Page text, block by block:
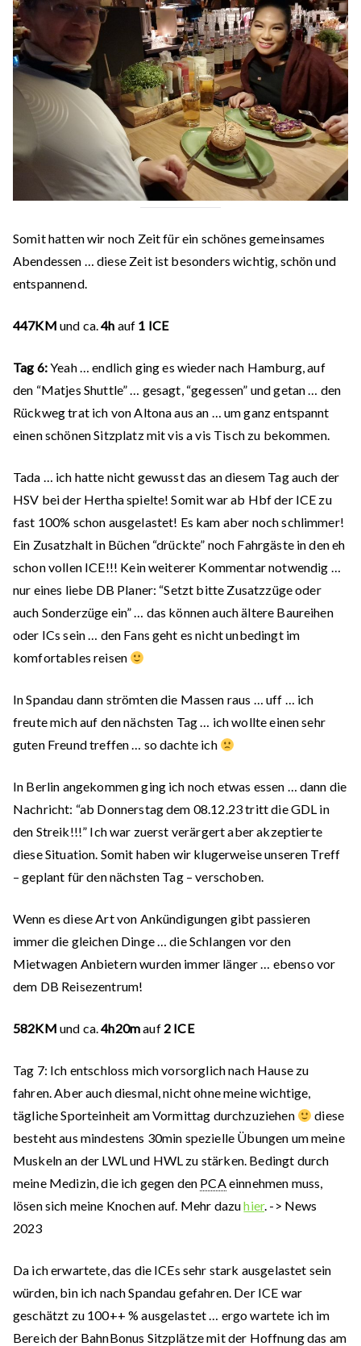
Somit hatten wir noch Zeit für ein schönes gemeinsames
Abendessen … diese Zeit ist besonders wichtig, schön und
entspannend.
447KM und ca.4h auf 1 ICE
Tag 6:Yeah … endlich ging es wieder nach Hamburg, auf
den “Matjes Shuttle” … gesagt, “gegessen” und getan … den
Rückweg trat ich von Altona aus an … um ganz entspannt
einen schönen Sitzplatz mit vis a vis Tisch zu bekommen.
Tada … ich hatte nicht gewusst das an diesem Tag auch der
HSV bei der Hertha spielte! Somit war ab Hbf der ICE zu
fast 100% schon ausgelastet! Es kam aber noch schlimmer!
Ein Zusatzhalt in Büchen “drückte” noch Fahrgäste in den eh
schon vollen ICE!!! Kein weiterer Kommentar notwendig …
nur eines liebe DB Planer: “Setzt bitte Zusatzzüge oder
auch Sonderzüge ein” … das können auch ältere Baureihen
oder ICs sein … den Fans geht es nicht unbedingt im
komfortables reisen
In Spandau dann strömten die Massen raus … uff … ich
freute mich auf den nächsten Tag … ich wollte einen sehr
guten Freund treffen … so dachte ich
In Berlin angekommen ging ich noch etwas essen … dann die
Nachricht: “ab Donnerstag dem 08.12.23 tritt die GDL in
den Streik!!!” Ich war zuerst verärgert aber akzeptierte
diese Situation. Somit haben wir klugerweise unseren Treff
– geplant für den nächsten Tag – verschoben.
Wenn es diese Art von Ankündigungen gibt passieren
immer die gleichen Dinge … die Schlangen vor den
Mietwagen Anbietern wurden immer länger … ebenso vor
dem DB Reisezentrum!
582KM und ca.4h20mauf 2 ICE
Tag 7: Ich entschloss mich vorsorglich nach Hause zu
fahren. Aber auch diesmal, nicht ohne meine wichtige,
tägliche Sporteinheit am Vormittag durchzuziehen
diese
besteht aus mindestens 30min spezielle Übungen um meine
Muskeln an der LWL und HWL zu stärken. Bedingt durch
meine Medizin, die ich gegen den PCAeinnehmen muss,
lösen sich meine Knochen auf. Mehr dazuhier. -> News
2023
Da ich erwartete, das die ICEs sehr stark ausgelastet sein
würden, bin ich nach Spandau gefahren. Der ICE war
geschätzt zu 100++ % ausgelastet … ergo wartete ich im
Bereich der BahnBonus Sitzplätze mit der Hoffnung das am